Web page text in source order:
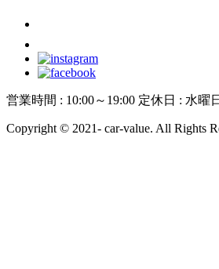
営業時間 : 10:00～19:00 定休日 : 水曜日
Copyright © 2021- car-value. All Rights